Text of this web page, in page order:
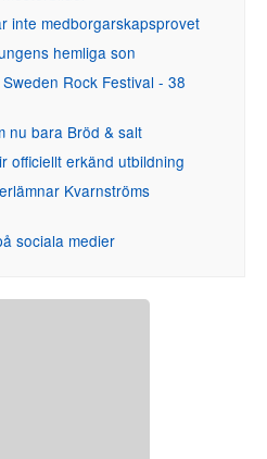
inte medborgarskapsprovet
hemliga son
Rock Festival - 38
nu bara Bröd & salt
officiellt erkänd utbildning
Kvarnströms
sociala medier